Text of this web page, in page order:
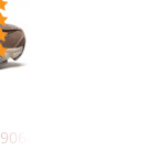
Mushroom